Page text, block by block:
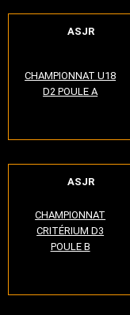
ASJR
CHAMPIONNAT U18
D2 POULE A
ASJR
CHAMPIONNAT
CRITÉRIUM D3
POULE B